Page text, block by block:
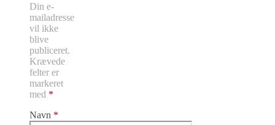
Din e-
mailadresse
vil ikke
blive
publiceret.
Krævede
felter er
markeret
med *
Navn *